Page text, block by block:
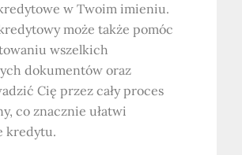
w Twoim imieniu.
może także pomóc
wszelkich
dokumentów oraz
Cię przez cały proces
co znacznie ułatwi
kredytu.